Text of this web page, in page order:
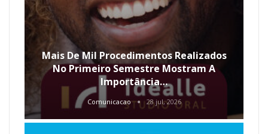
Mais De Mil Procedimentos Realizados
No Primeiro Semestre Mostram A
Importância…
Comunicacao 28 jul, 2026